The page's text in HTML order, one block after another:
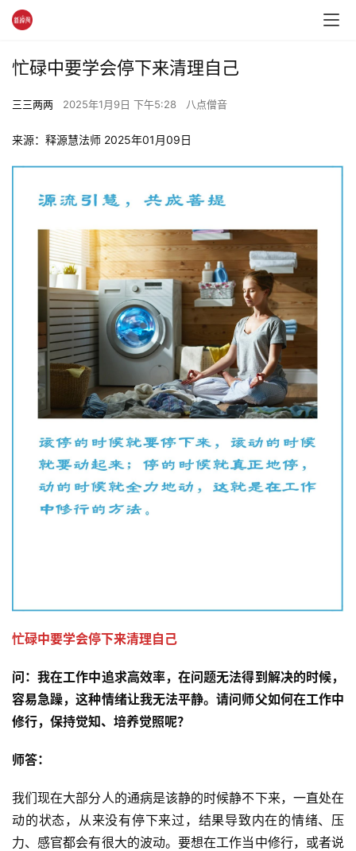
忙碌中要学会停下来清理自己
三三两两 2025年1月9日 下午5:28 八点僧音
来源：释源慧法师 2025年01月09日
忙碌中要学会停下来清理自己
问：我在工作中追求高效率，在问题无法得到解决的时候，
容易急躁，这种情绪让我无法平静。请问师父如何在工作中
修行，保持觉知、培养觉照呢？
师答：
我们现在大部分人的通病是该静的时候静不下来，一直处在
动的状态，从来没有停下来过，结果导致内在的情绪、压
力、感官都会有很大的波动。要想在工作当中修行，或者说